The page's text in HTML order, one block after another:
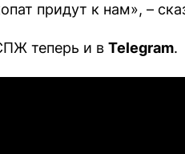
придут к нам», –
теперь и в Telegram.